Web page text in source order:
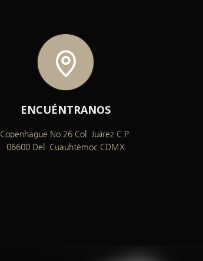
ENCUÉNTRANOS
Copenhague No.26 Col. Juárez C.P.
06600 Del. Cuauhtèmoc CDMX